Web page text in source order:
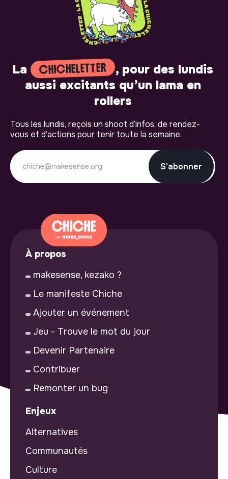
La CHICHELETTER
, pour des lundis
aussi excitants qu’un lama en
rollers
Tous les lundis, reçois un shoot d’infos, de rendez-
vous et d’actions pour tenir toute la semaine.
S'abonner
À propos
makesense, kezako ?
Le manifeste Chiche
Ajouter un événement
Jeu - Trouve le mot du jour
Devenir Partenaire
Contribuer
Remonter un bug
Enjeux
Alternatives
Communautés
Culture